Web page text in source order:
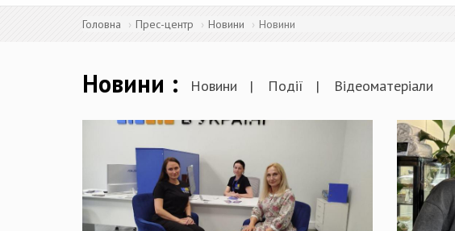
Головна Прес-центр Новини Новини
Новини Новини Події Відеоматеріали